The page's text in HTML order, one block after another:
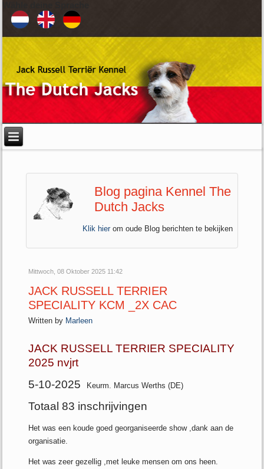
Blog pagina Kennel The
Dutch Jacks
Klik hierom oude Blog berichten te bekijken
Mittwoch, 08 Oktober 2025 11:42
JACK RUSSELL TERRIER
SPECIALITY KCM _2X CAC
Written by Marleen
JACK RUSSELL TERRIER SPECIALITY
2025 nvjrt
5-10-2025
Keurm. Marcus Werths (DE)
Totaal 83 inschrijvingen
Het was een koude goed georganiseerde show ,dank aan de
organisatie.
Het was zeer gezellig ,met leuke mensen om ons heen.